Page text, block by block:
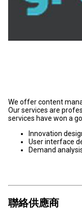
We offer content
Our services are
services have won a
Innovation
User interface
Demand
聯絡供應商